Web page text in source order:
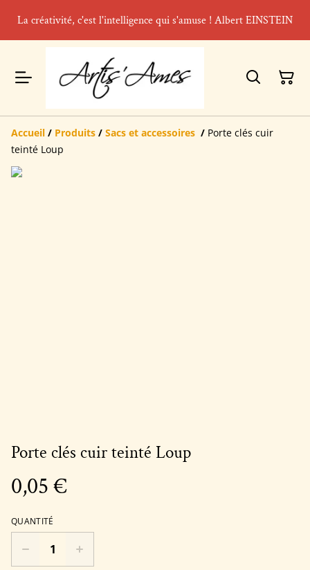
La créativité, c'est l'intelligence qui s'amuse ! Albert EINSTEIN
Accueil / Produits / Sacs et accessoires / Porte clés cuir
teinté Loup
Porte clés cuir teinté Loup
0,05 €
QUANTITÉ